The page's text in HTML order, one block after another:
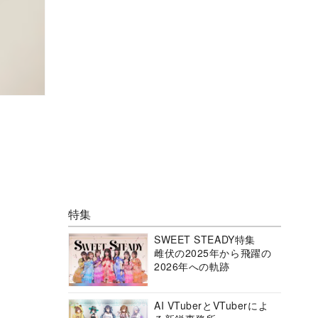
特集
SWEET STEADY特集
雌伏の2025年から飛躍の
2026年への軌跡
AI VTuberとVTuberによ